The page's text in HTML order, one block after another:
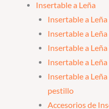
Insertable a Leña
Insertable a
Insertable a
Insertable a
Insertable a
Insertable a
pestillo
Accesorios de